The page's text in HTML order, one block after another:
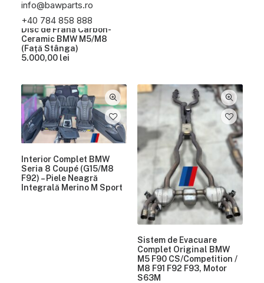
info@bawparts.ro
+40 784 858 888
Disc de Frână Carbon-
Ceramic BMW M5/M8
(Față Stânga)
5.000,00 lei
Interior Complet BMW
Seria 8 Coupé (G15/M8
F92) – Piele Neagră
Integrală Merino M Sport
Sistem de Evacuare
Complet Original BMW
M5 F90 CS/Competition /
M8 F91 F92 F93, Motor
S63M